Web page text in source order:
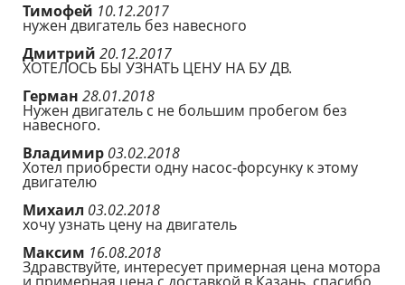
Тимофей 10.12.2017
нужен двигатель без навесного
Дмитрий 20.12.2017
ХОТЕЛОСЬ БЫ УЗНАТЬ ЦЕНУ НА БУ ДВ.
Герман 28.01.2018
Нужен двигатель с не большим пробегом без
навесного.
Владимир 03.02.2018
Хотел приобрести одну насос-форсунку к этому
двигателю
Михаил 03.02.2018
хочу узнать цену на двигатель
Максим 16.08.2018
Здравствуйте, интересует примерная цена мотора